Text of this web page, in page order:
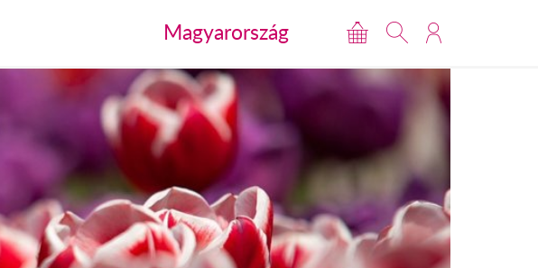
Magyarország